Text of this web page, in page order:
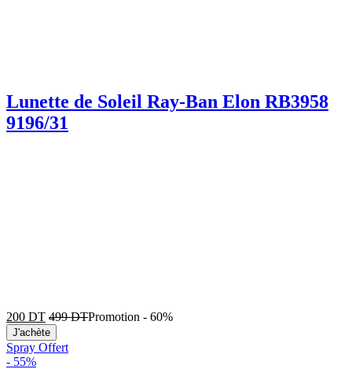
Lunette de Soleil Ray-Ban Elon RB3958
9196/31
200 DT 499DTPromotion - 60%
J'achète
Spray Offert
- 55%